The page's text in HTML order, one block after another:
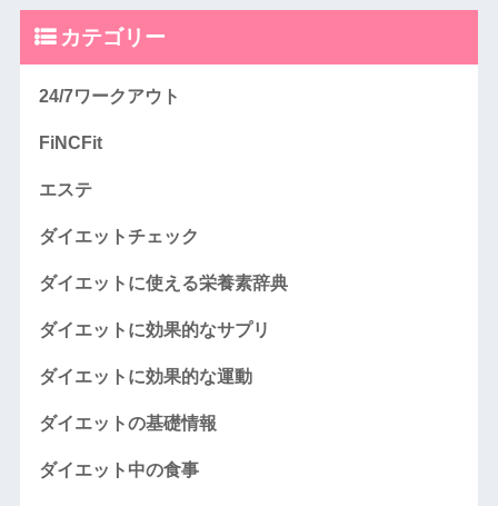
カテゴリー
24/7ワークアウト
FiNCFit
エステ
ダイエットチェック
ダイエットに使える栄養素辞典
ダイエットに効果的なサプリ
ダイエットに効果的な運動
ダイエットの基礎情報
ダイエット中の食事